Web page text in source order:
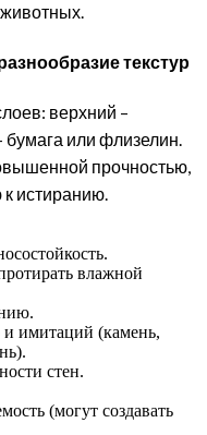
текстур
верхний –
или флизелин.
прочностью,
к истиранию.
влажной
имитаций (камень,
стен.
(могут создавать